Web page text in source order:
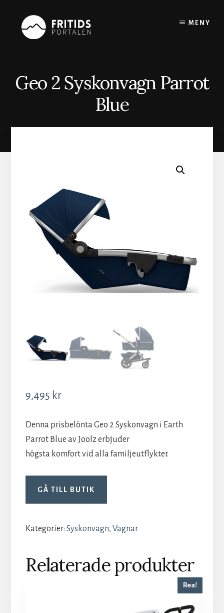
content
MENY
Geo 2 Syskonvagn Parrot
Blue
9,495 kr
Denna prisbelönta Geo 2 Syskonvagn i Earth
Parrot Blue av Joolz erbjuder
högsta komfort vid alla familjeutflykter.
GÅ TILL BUTIK
Kategorier: Syskonvagn, Vagnar
Relaterade produkter
Rea!